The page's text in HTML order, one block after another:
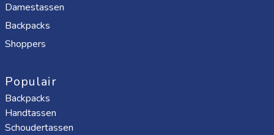
Damestassen
Backpacks
Shoppers
Populair
Backpacks
Handtassen
Schoudertassen